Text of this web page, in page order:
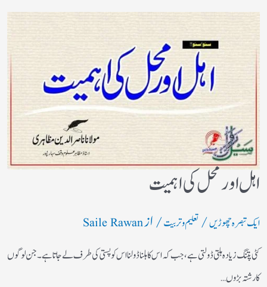
اہل اورمحل کی اہمیت
ایک تبصرہ چھوڑیں/ تعلیم و تربیت/ ازSaile Rawan
کٹی پتنگ زیادہ ہلتی ڈولتی ہے ، جب کہ اس کا ہلنا ڈولنا اس کو پستی کی طرف لے جاتا ہے۔جن لوگوں
کا رشتہ بڑوں…